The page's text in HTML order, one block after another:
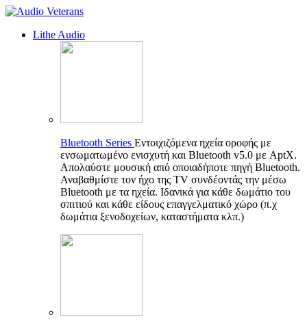
Lithe Audio
Bluetooth Series Εντοιχιζόμενα ηχεία οροφής με
ενσωματωμένο ενισχυτή και Bluetooth v5.0 με AptX.
Απολαύστε μουσική από οποιαδήποτε πηγή Bluetooth.
Αναβαθμίστε τον ήχο της TV συνδέοντάς την μέσω
Bluetooth με τα ηχεία. Ιδανικά για κάθε δωμάτιο του
σπιτιού και κάθε είδους επαγγελματικό χώρο (π.χ
δωμάτια ξενοδοχείων, καταστήματα κλπ.)